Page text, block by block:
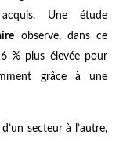
Une étude
observe, dans ce
% plus élevée pour
grâce à une
secteur à l’autre,